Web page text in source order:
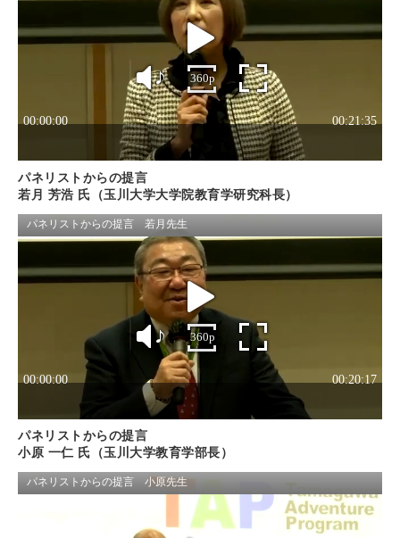
パネリストからの提言
若月 芳浩 氏（玉川大学大学院教育学研究科長）
パネリストからの提言
小原 一仁 氏（玉川大学教育学部長）